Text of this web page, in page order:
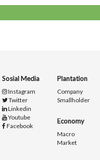
Sosial Media
Instagram
Twitter
Linkedin
Youtube
Facebook
Plantation
Company
Smallholder
Economy
Macro
Market